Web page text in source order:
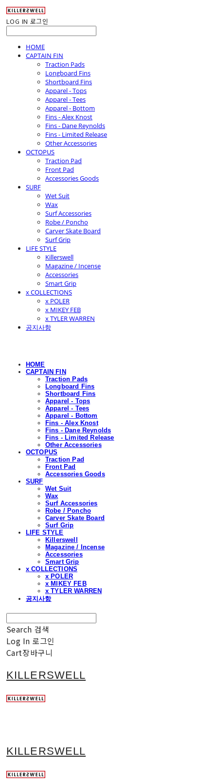
LOG IN 로그인
HOME
CAPTAIN FIN
Traction Pads
Longboard Fins
Shortboard Fins
Apparel - Tops
Apparel - Tees
Apparel - Bottom
Fins - Alex Knost
Fins - Dane Reynolds
Fins - Limited Release
Other Accessories
OCTOPUS
Traction Pad
Front Pad
Accessories Goods
SURF
Wet Suit
Wax
Surf Accessories
Robe / Poncho
Carver Skate Board
Surf Grip
LIFE STYLE
Killerswell
Magazine / Incense
Accessories
Smart Grip
x COLLECTIONS
x POLER
x MIKEY FEB
x TYLER WARREN
공지사항
HOME
CAPTAIN FIN
Traction Pads
Longboard Fins
Shortboard Fins
Apparel - Tops
Apparel - Tees
Apparel - Bottom
Fins - Alex Knost
Fins - Dane Reynolds
Fins - Limited Release
Other Accessories
OCTOPUS
Traction Pad
Front Pad
Accessories Goods
SURF
Wet Suit
Wax
Surf Accessories
Robe / Poncho
Carver Skate Board
Surf Grip
LIFE STYLE
Killerswell
Magazine / Incense
Accessories
Smart Grip
x COLLECTIONS
x POLER
x MIKEY FEB
x TYLER WARREN
공지사항
Search 검색
Log In 로그인
Cart장바구니
KILLERSWELL
KILLERSWELL